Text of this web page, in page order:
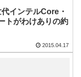
インテルCore・
トがわけありの約
2015.04.17